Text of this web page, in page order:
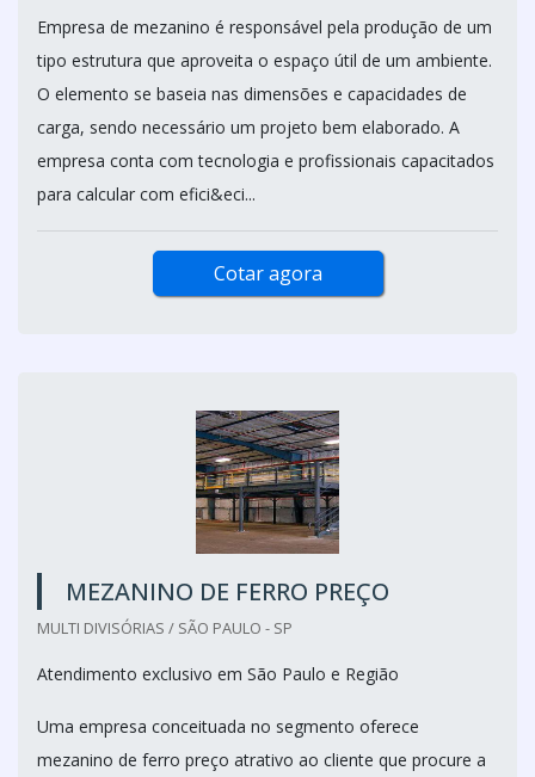
Empresa de mezanino é responsável pela produção de um
tipo estrutura que aproveita o espaço útil de um ambiente.
O elemento se baseia nas dimensões e capacidades de
carga, sendo necessário um projeto bem elaborado. A
empresa conta com tecnologia e profissionais capacitados
para calcular com efici&eci...
Cotar agora
MEZANINO DE FERRO PREÇO
MULTI DIVISÓRIAS / SÃO PAULO - SP
Atendimento exclusivo em São Paulo e Região
Uma empresa conceituada no segmento oferece
mezanino de ferro preço atrativo ao cliente que procure a